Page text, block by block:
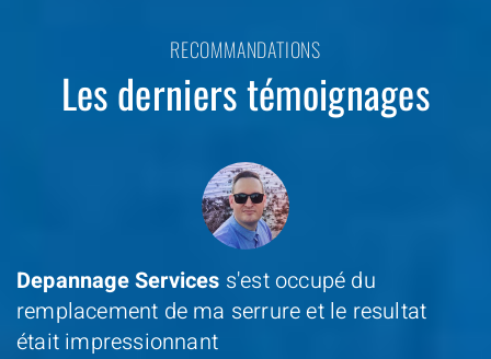
RECOMMANDATIONS
Les derniers témoignages
Depannage Services s'est occupé du
remplacement de ma serrure et le resultat
était impressionnant